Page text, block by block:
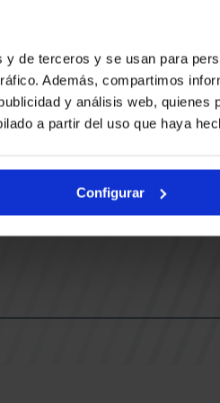
de terceros y se usan para
Además, compartimos
y análisis web, quienes
a partir del uso que haya
Configurar
BAKH
FUNDACIÓN
01013 Vitoria-